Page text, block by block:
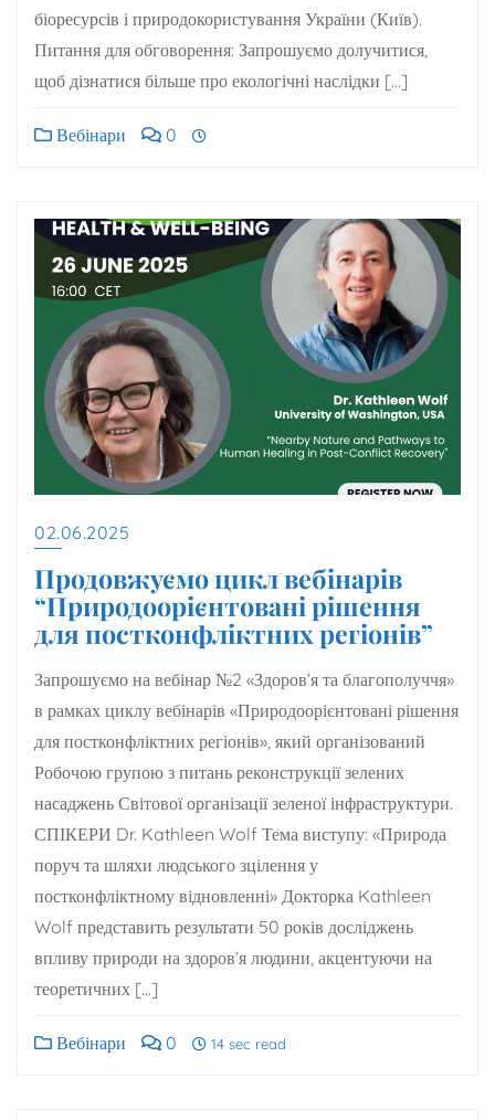
біоресурсів і природокористування України (Київ).
Питання для обговорення: Запрошуємо долучитися,
щоб дізнатися більше про екологічні наслідки […]
Вебінари 0
02.06.2025
Продовжуємо цикл вебінарів
“Природоорієнтовані рішення
для постконфліктних регіонів”
Запрошуємо на вебінар №2 «Здоров’я та благополуччя»
в рамках циклу вебінарів «Природоорієнтовані рішення
для постконфліктних регіонів», який організований
Робочою групою з питань реконструкції зелених
насаджень Світової організації зеленої інфраструктури.
СПІКЕРИ Dr. Kathleen Wolf Тема виступу: «Природа
поруч та шляхи людського зцілення у
постконфліктному відновленні» Докторка Kathleen
Wolf представить результати 50 років досліджень
впливу природи на здоров’я людини, акцентуючи на
теоретичних […]
Вебінари 0 14 sec read